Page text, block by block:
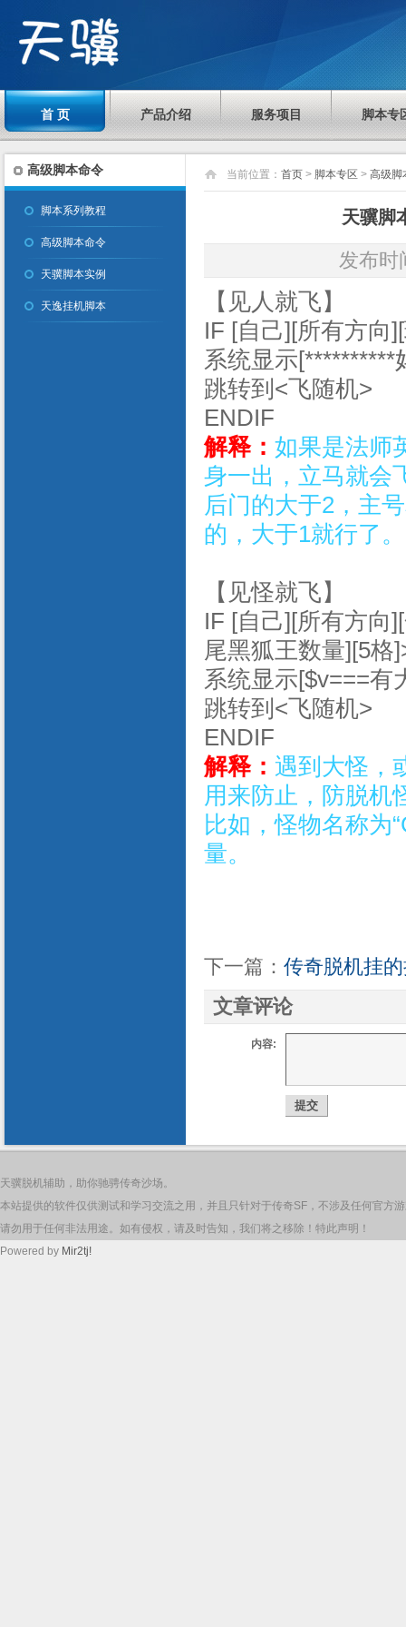
首 页 产品介绍 服务项目 脚本专
高级脚本命令
脚本系列教程
高级脚本命令
天骥脚本实例
天逸挂机脚本
当前位置： 首页 > 脚本专区 > 高级脚
天骥脚
发布时
【见人就飞】
IF [自己][所有方向
系统显示[**********
跳转到<飞随机>
ENDIF
解释： 如果是法师
身一出，立马就会
后门的大于2，主
的，大于1就行了。
【见怪就飞】
IF [自己][所有方向
尾黑狐王数量][5格
系统显示[$v===有
跳转到<飞随机>
ENDIF
解释： 遇到大怪，
用来防止，防脱机
比如，怪物名称为
量。
下一篇： 传奇脱机挂
文章评论
内容:
天骥脱机辅助，助你驰骋传奇沙场。
本站提供的软件仅供测试和学习交流之用，并且只针对于传奇SF，不涉及任何官方
请勿用于任何非法用途。如有侵权，请及时告知，我们将之移除！特此声明！
Powered by Mir2tj!